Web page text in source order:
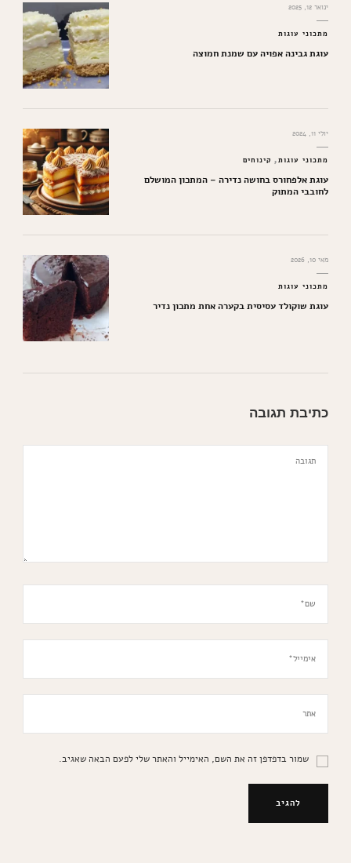
ינואר 12, 2025
מתכוני עוגות
עוגת גבינה אפויה עם שמנת חמוצה
יולי 11, 2024
מתכוני עוגות קינוחים
עוגת אלפחורס בחושה נדירה – המתכון המושלם
לחובבי המתוק
מאי 10, 2026
מתכוני עוגות
עוגת שוקולד עסיסית בקערה אחת מתכון נדיר
כתיבת תגובה
שמור בדפדפן זה את השם, האימייל והאתר שלי לפעם הבאה שאגיב.